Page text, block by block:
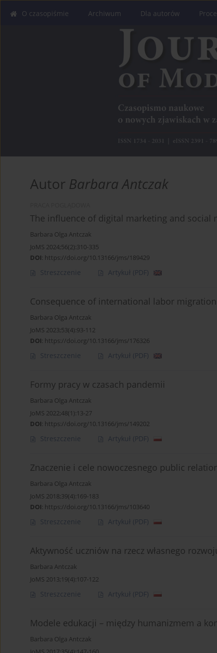
O czasopiśmie Archiwum Dla autorów
Autor Barbara Antczak
The influence of digital marketing and
Barbara Olga Antczak
JoMS 2024;56(2):310-335
DOI: https://doi.org/10.13166/jms/189429
Streszczenie Artykuł (PDF)
Consequence of international labor
Barbara Olga Antczak
JoMS 2023;53(4):93-112
DOI: https://doi.org/10.13166/jms/176326
Streszczenie Artykuł (PDF)
Formy pracy w czasach pandemii
Barbara Olga Antczak
JoMS 2022;48(1):13-27
DOI: https://doi.org/10.13166/jms/149202
Streszczenie Artykuł (PDF)
Znaczenie i cele nowoczesnego public
Barbara Olga Antczak
JoMS 2018;39(4):169-183
DOI: https://doi.org/10.13166/jms/103640
Streszczenie Artykuł (PDF)
Aktywność uczniów na rzecz własnego
Barbara Antczak
JoMS 2013;19(4):107-122
Streszczenie Artykuł (PDF)
Modele edukacji – między humanizmem a
Barbara Olga Antczak